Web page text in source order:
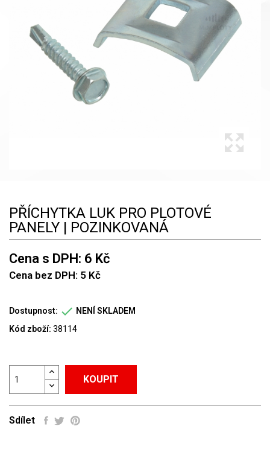
PŘÍCHYTKA LUK PRO PLOTOVÉ
PANELY | POZINKOVANÁ
Cena s DPH: 6 Kč
Cena bez DPH: 5 Kč
Dostupnost:  NENÍ SKLADEM
Kód zboží: 38114
KOUPIT
Sdílet